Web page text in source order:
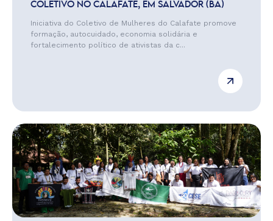
COLETIVO NO CALAFATE, EM SALVADOR (BA)
Iniciativa do Coletivo de Mulheres do Calafate promove
formação, autocuidado, economia solidária e
fortalecimento político de ativistas da c...